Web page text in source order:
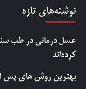
نوشته‌های تازه
عسل درمانی در طب
کرده‌اند
بهترین روش‌ های پس‌